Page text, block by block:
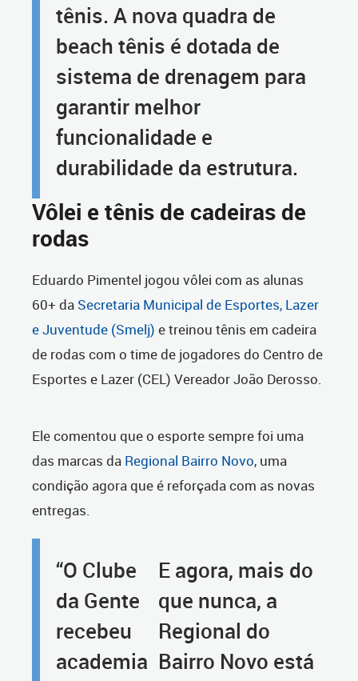
tênis. A nova quadra de
beach tênis é dotada de
sistema de drenagem para
garantir melhor
funcionalidade e
durabilidade da estrutura.
Vôlei e tênis de cadeiras de
rodas
Eduardo Pimentel jogou vôlei com as alunas
60+ da Secretaria Municipal de Esportes, Lazer
e Juventude (Smelj) e treinou tênis em cadeira
de rodas com o time de jogadores do Centro de
Esportes e Lazer (CEL) Vereador João Derosso.
Ele comentou que o esporte sempre foi uma
das marcas da Regional Bairro Novo, uma
condição agora que é reforçada com as novas
entregas.
“O Clube
da Gente
recebeu
academia
E agora, mais do
que nunca, a
Regional do
Bairro Novo está